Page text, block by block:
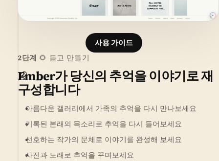
사용 가이드
2단계 🌻 듣고 만들기
Ember가 당신의 추억을 이야기로 재
구성합니다
아름다운 갤러리에서 가족의 추억을 다시 만나보세요
기록된 본래의 목소리로 추억을 다시 들어보세요
선호하는 작가의 문체로 이야기를 완성해 보세요
사진과 노래로 추억을 꾸며보세요